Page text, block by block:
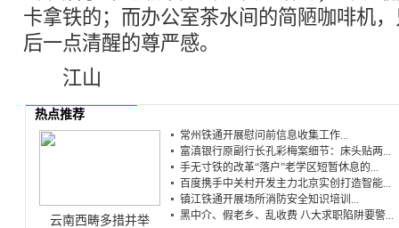
卡拿铁的；而办公室茶水间的简陋咖啡机
后一点清醒的尊严感。
江山
热点推荐
云南西畴多措并举
常州铁通开展慰问前信息收集工作...
富滇银行原副行长孔彩梅案细节：床头贴两...
手无寸铁的改革“落户”老学区短暂休息的...
百度携手中关村开发主力北京实创打造智能...
镇江铁通开展场所消防安全知识培训...
黑中介、假老乡、乱收费 八大求职陷阱要警...